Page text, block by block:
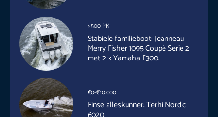
> 500 PK
Stabiele familieboot: Jeanneau
Merry Fisher 1095 Coupé Serie 2
met 2 x Yamaha F300.
€0-€10.000
Finse alleskunner: Terhi Nordic